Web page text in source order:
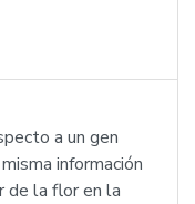
a un gen
información
de la flor en la